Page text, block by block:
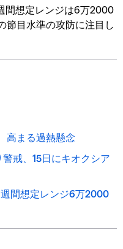
間想定レンジは6万2000
節目水準の攻防に注目し
高まる過熱懸念
戒、15日にキオクシア
間想定レンジ6万2000